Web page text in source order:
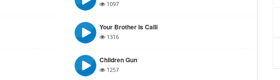
1097
Your Brother Is Calli
1316
Children Gun
1257